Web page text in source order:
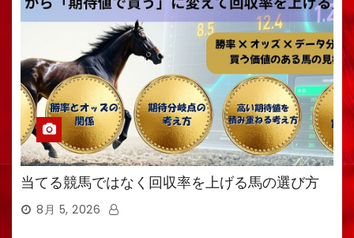
当てる競馬ではなく回収率を上げる馬の選び方
8月 5, 2026